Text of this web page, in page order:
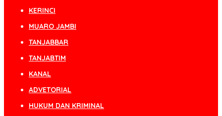
KERINCI
MUARO JAMBI
TANJABBAR
TANJABTIM
KANAL
ADVETORIAL
HUKUM DAN KRIMINAL